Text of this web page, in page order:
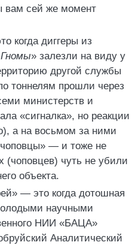
вам сей же момент
когда диггеры из
» залезли на виду у
другой службы
тоннелям прошли через
министерств и
«сигналка», но реакции
а на восьмом за ними
— и тоже не
(чоповцев) чуть не убили
объекта.
— это когда дотошная
научными
НИИ «БАЦА»
Аналитический